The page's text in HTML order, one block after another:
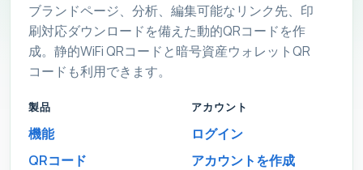
ブランドページ、分析、編集可能なリンク先、印
刷対応ダウンロードを備えた動的QRコードを作
成。静的WiFi QRコードと暗号資産ウォレットQR
コードも利用できます。
製品
機能
QRコード
アカウント
ログイン
アカウントを作成